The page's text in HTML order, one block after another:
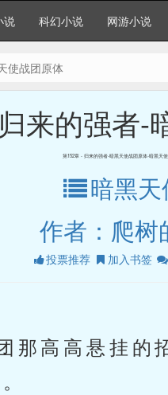
说 科幻小说 网游小说
使战团原体
来的强者-
第152章 - 归来的强者-暗黑天使战团原体-暗黑天
暗黑天
作者：爬树
投票推荐 加入书签
高高悬挂的